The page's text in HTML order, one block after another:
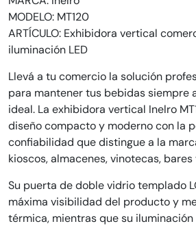
MODELO: MT120
ARTÍCULO: Exhibidora vertical
iluminación LED
Llevá a tu comercio la solución
para mantener tus bebidas siempre
ideal. La exhibidora vertical Inelro
diseño compacto y moderno con la
confiabilidad que distingue a la
kioscos, almacenes, vinotecas,
Su puerta de doble vidrio templado
máxima visibilidad del producto y
térmica, mientras que su iluminación